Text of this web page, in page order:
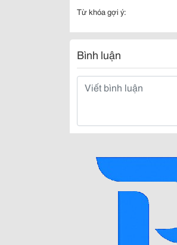
Từ khóa gợi ý:
Bình luận